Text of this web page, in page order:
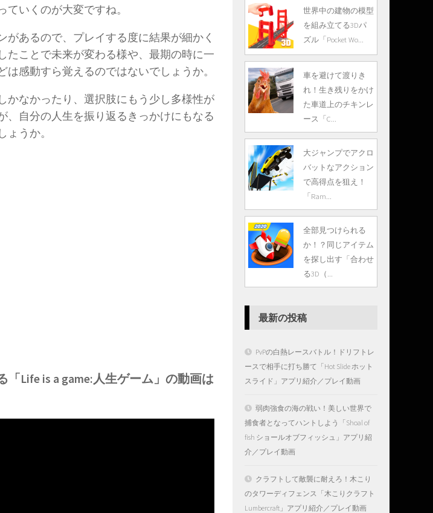
いくのが大変ですね。
があるので、プレイする度に結果が細かく
たことで未来が変わる様や、最期の時に一
は感動すら覚えるのではないでしょうか。
かなかったり、選択肢にもう少し多様性が
、自分の人生を振り返るきっかけにもなる
うか。
「Life is a game:人生ゲーム」の動画は
世界中の建物の模型
を組み立てる3Dパ
ズル「Pocket Wo...
車を避けて渡りき
れ！生き残りをかけ
た車道上のチキンレ
ース「C...
大ジャンプでアクロ
バットなアクション
で高得点を狙え！
「Ram...
全部見つけられる
か！？同じアイテム
を探し出す「合わせ
る3D（...
最新の投稿
PvPの白熱レースバトル！ドリフトレ
ースで相手に打ち勝て「Hot Slide ホット
スライド」アプリ紹介／プレイ動画
弱肉強食の海の戦い！美しい世界で
捕食者となってハントしよう「Shoal of
fish ショールオブフィッシュ」アプリ紹
介／プレイ動画
クラフトして敵襲に耐えろ！木こり
のタワーディフェンス「木こりクラフト
Lumbercraft」アプリ紹介／プレイ動画